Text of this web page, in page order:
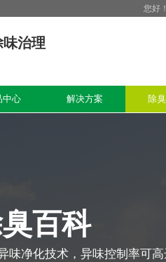
您好
治理
中心 解决方案 除
百科
净化技术，异味控制率可高